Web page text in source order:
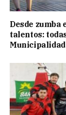
Desde zumba
talentos:
Municipalidad